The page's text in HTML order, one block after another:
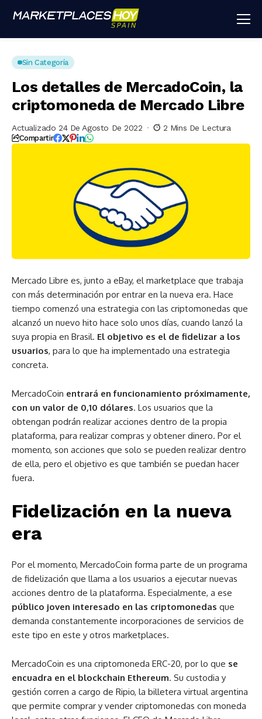
Sin Categoría
Los detalles de MercadoCoin, la
criptomoneda de Mercado Libre
Actualizado 24 De Agosto De 2022 2 Mins De Lectura
Compartir
Mercado Libre es, junto a eBay, el marketplace que trabaja
con más determinación por entrar en la nueva era. Hace
tiempo comenzó una estrategia con las criptomonedas que
alcanzó un nuevo hito hace solo unos días, cuando lanzó la
suya propia en Brasil. El objetivo es el de fidelizar a los
usuarios, para lo que ha implementado una estrategia
concreta.
MercadoCoin entrará en funcionamiento próximamente,
con un valor de 0,10 dólares. Los usuarios que la
obtengan podrán realizar acciones dentro de la propia
plataforma, para realizar compras y obtener dinero. Por el
momento, son acciones que solo se pueden realizar dentro
de ella, pero el objetivo es que también se puedan hacer
fuera.
Fidelización en la nueva
era
Por el momento, MercadoCoin forma parte de un programa
de fidelización que llama a los usuarios a ejecutar nuevas
acciones dentro de la plataforma. Especialmente, a ese
público joven interesado en las criptomonedas que
demanda constantemente incorporaciones de servicios de
este tipo en este y otros marketplaces.
MercadoCoin es una criptomoneda ERC-20, por lo que se
encuadra en el blockchain Ethereum. Su custodia y
gestión corren a cargo de Ripio, la billetera virtual argentina
que permite comprar y vender criptomonedas con moneda